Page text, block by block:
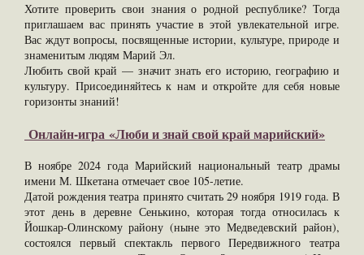
Хотите проверить свои знания о родной республике? Тогда
приглашаем вас принять участие в этой увлекательной игре.
Вас ждут вопросы, посвященные истории, культуре, природе и
знаменитым людям Марий Эл.
Любить свой край — значит знать его историю, географию и
культуру. Присоединяйтесь к нам и откройте для себя новые
горизонты знаний!
Онлайн-игра «Люби и знай свой край марийский»
В ноябре 2024 года Марийский национальный театр драмы
имени М. Шкетана отмечает свое 105-летие.
Датой рождения театра принято считать 29 ноября 1919 года. В
этот день в деревне Сенькино, которая тогда относилась к
Йошкар-Олинскому району (ныне это Медведевский район),
состоялся первый спектакль первого Передвижного театра